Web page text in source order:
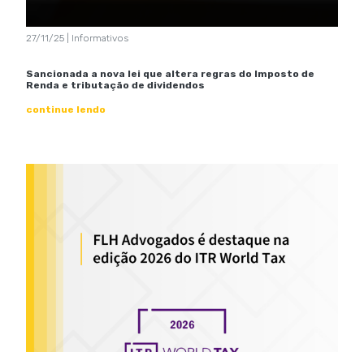
27/11/25 | Informativos
Sancionada a nova lei que altera regras do Imposto de
Renda e tributação de dividendos
continue lendo